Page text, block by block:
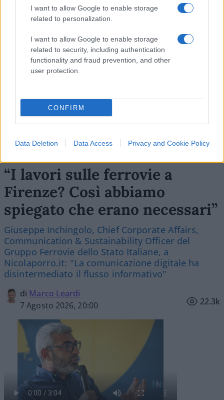
I want to allow Google to enable storage
related to personalization.
I want to allow Google to enable storage
related to security, including authentication
functionality and fraud prevention, and other
user protection.
CONFIRM
Data Deletion Data Access Privacy and Cookie Policy
Vignetta del 07/08/2026
Vai all'archivio delle vignette
“I lavori sulle ferrovie a
Firenze? Così abbiamo
spiegato che erano necessari”
Giuseppe Inchingolo, Chief Corporate Affairs,
Communication & Sustainability Officer del
Gruppo Ferrovie dello Stato Italiane, a
Nicolaporro.it: "La comunicazione digitale ha
disintermediato il flusso informativo"
di Marco Leardi
7 Agosto 2026, 20:00
22.3k